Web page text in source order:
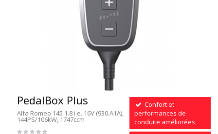
PedalBox Plus
Alfa Romeo 145 1.8 i.e. 16V (930.A1A),
144PS/106kW, 1747ccm
Confort et
performances de
conduite améliorées